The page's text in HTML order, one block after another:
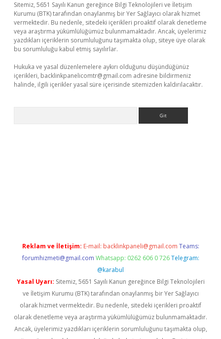
Sitemiz, 5651 Sayılı Kanun gereğince Bilgi Teknolojileri ve İletişim
Kurumu (BTK) tarafından onaylanmış bir Yer Sağlayıcı olarak hizmet
vermektedir. Bu nedenle, sitedeki içerikleri proaktif olarak denetleme
veya araştırma yükümlülüğümüz bulunmamaktadır. Ancak, üyelerimiz
yazdıkları içeriklerin sorumluluğunu taşımakta olup, siteye üye olarak
bu sorumluluğu kabul etmiş sayılırlar.
Hukuka ve yasal düzenlemelere aykırı olduğunu düşündüğünüz
içerikleri, backlinkpanelicomtr@gmail.com adresine bildirmeniz
halinde, ilgili içerikler yasal süre içerisinde sitemizden kaldırılacaktır.
Reklam ve İletişim: E-mail: backlinkpaneli@gmail.com Teams:
forumhizmeti@gmail.com Whatsapp: 0262 606 0 726 Telegram:
@karabul
Yasal Uyarı: Sitemiz, 5651 Sayılı Kanun gereğince Bilgi Teknolojileri
ve İletişim Kurumu (BTK) tarafından onaylanmış bir Yer Sağlayıcı
olarak hizmet vermektedir. Bu nedenle, sitedeki içerikleri proaktif
olarak denetleme veya araştırma yükümlülüğümüz bulunmamaktadır.
Ancak, üyelerimiz yazdıkları içeriklerin sorumluluğunu taşımakta olup,